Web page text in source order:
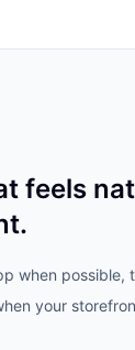
feels
when possible,
your